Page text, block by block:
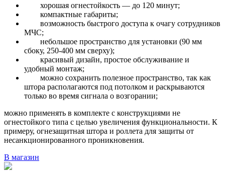
хорошая огнестойкость — до 120 минут;
компактные габариты;
возможность быстрого доступа к очагу сотрудников
МЧС;
небольшое пространство для установки (90 мм
сбоку, 250-400 мм сверху);
красивый дизайн, простое обслуживание и
удобный монтаж;
можно сохранить полезное пространство, так как
штора располагаются под потолком и раскрываются
только во время сигнала о возгорании;
можно применять в комплекте с конструкциями не
огнестойкого типа с целью увеличения функциональности. К
примеру, огнезащитная штора и роллета для защиты от
несанкционированного проникновения.
В магазин